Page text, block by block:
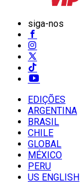
siga-nos
EDIÇÕES
ARGENTINA
BRASIL
CHILE
GLOBAL
MÉXICO
PERU
US ENGLISH